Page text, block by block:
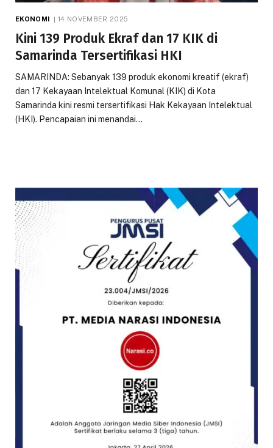
EKONOMI 14 NOVEMBER 2025
Kini 139 Produk Ekraf dan 17 KIK di
Samarinda Tersertifikasi HKI
SAMARINDA: Sebanyak 139 produk ekonomi kreatif (ekraf)
dan 17 Kekayaan Intelektual Komunal (KIK) di Kota
Samarinda kini resmi tersertifikasi Hak Kekayaan Intelektual
(HKI). Pencapaian ini menandai…